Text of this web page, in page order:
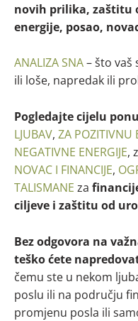
novih prilika, zaštitu
energije, posao,
ANALIZA SNA– što vaš
ili loše, napredak ili
Pogledajte cijelu
LJUBAV, ZA POZITIVNU
NEGATIVNE ENERGIJE,
NOVAC I FINANCIJE,
TALISMANE za
ciljeve i zaštitu od
Bez odgovora na
teško ćete
čemu ste u nekom
poslu ili na području
promjenu posla ili